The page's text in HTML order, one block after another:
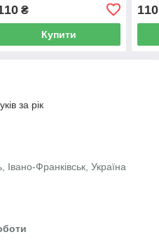
(14)
₴
Купити
110
за рік
Івано-Франківськ, Україна